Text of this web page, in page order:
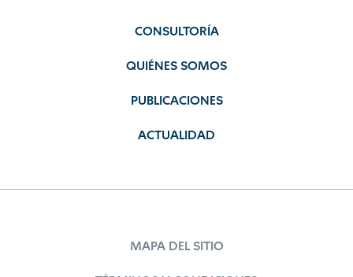
CONSULTORÍA
QUIÉNES SOMOS
PUBLICACIONES
ACTUALIDAD
MAPA DEL SITIO